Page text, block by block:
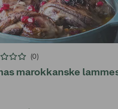
(0)
marokkanske